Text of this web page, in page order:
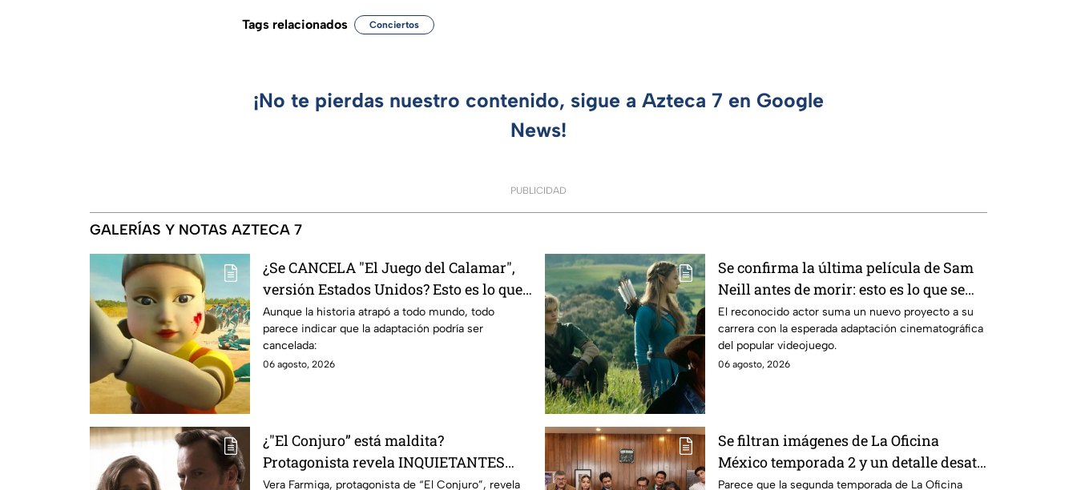
Tags relacionados Conciertos
¡No te pierdas nuestro contenido, sigue a Azteca 7 en Google
News!
PUBLICIDAD
GALERÍAS Y NOTAS AZTECA 7
¿Se CANCELA "El Juego del Calamar",
versión Estados Unidos? Esto es lo que
se sabe al momento
Aunque la historia atrapó a todo mundo, todo
parece indicar que la adaptación podría ser
cancelada:
06 agosto, 2026
Se confirma la última película de Sam
Neill antes de morir: esto es lo que se
sabe hasta ahora
El reconocido actor suma un nuevo proyecto a su
carrera con la esperada adaptación cinematográfica
del popular videojuego.
06 agosto, 2026
¿"El Conjuro” está maldita?
Protagonista revela INQUIETANTES
señales en su cuerpo durante la
Vera Farmiga, protagonista de “El Conjuro”, revela
Se filtran imágenes de La Oficina
México temporada 2 y un detalle desata
teorías entre los fans
Parece que la segunda temporada de La Oficina